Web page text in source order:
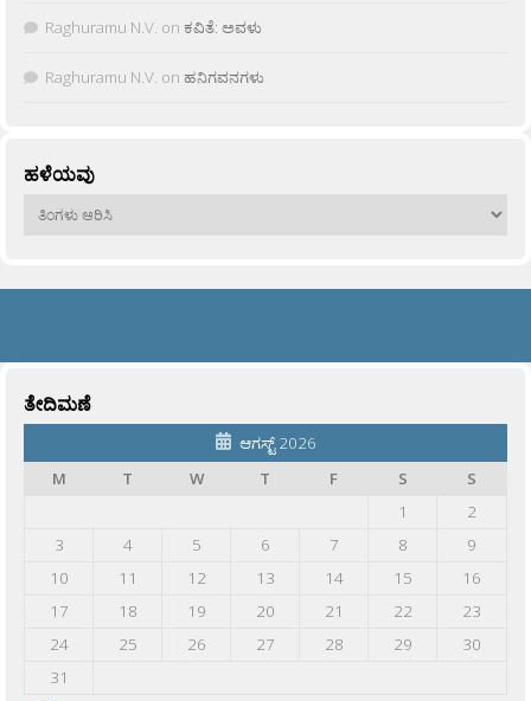
Raghuramu N.V. on ಕವಿತೆ: ಅವಳು
Raghuramu N.V. on ಹನಿಗವನಗಳು
ಹಳೆಯವು
ಹಳೆಯವು
ತೇದಿಮಣೆ
ಆಗಸ್ಟ್ 2026
M
T W T F S
S
1
2
3
4 5 6 7 8
9
10
11 12 13 14 15
16
17
18 19 20 21 22
23
24
25 26 27 28 29
30
31